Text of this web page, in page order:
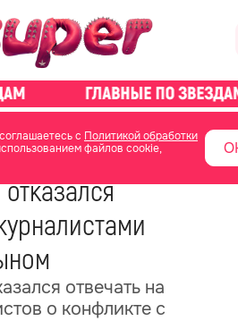
с Политикой обработки
файлов cookie,
звездах новости
отвечать на
о конфликте с